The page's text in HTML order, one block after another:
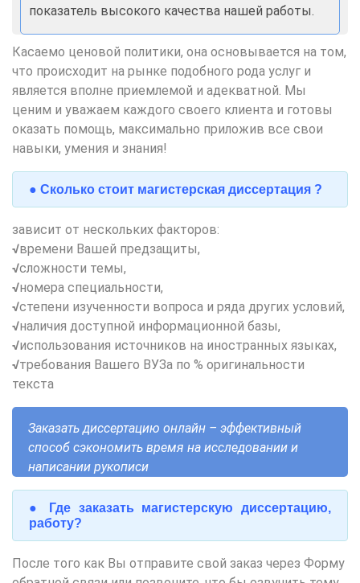
показатель высокого качества нашей работы.
Касаемо ценовой политики, она основывается на том,
что происходит на рынке подобного рода услуг и
является вполне приемлемой и адекватной. Мы
ценим и уважаем каждого своего клиента и готовы
оказать помощь, максимально приложив все свои
навыки, умения и знания!
● Сколько стоит магистерская диссертация ?
зависит от нескольких факторов:
√времени Вашей предзащиты,
√сложности темы,
√номера специальности,
√степени изученности вопроса и ряда других условий,
√наличия доступной информационной базы,
√использования источников на иностранных языках,
√требования Вашего ВУЗа по % оригинальности
текста
Заказать диссертацию онлайн – эффективный
способ сэкономить время на исследовании и
написании рукописи
● Где заказать магистерскую диссертацию,
работу?
После того как Вы отправите свой заказ через Форму